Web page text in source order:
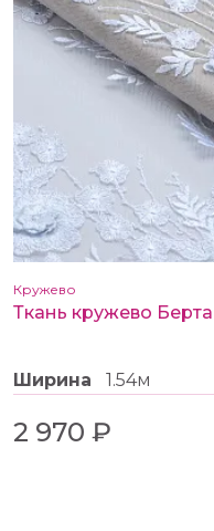
Кружево
Ткань кружево
Ширина 1.54м
2 970 ₽